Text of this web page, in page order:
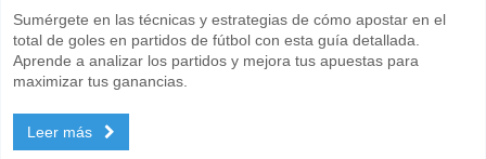
Sumérgete en las técnicas y estrategias de cómo apostar en el
total de goles en partidos de fútbol con esta guía detallada.
Aprende a analizar los partidos y mejora tus apuestas para
maximizar tus ganancias.
Leer más